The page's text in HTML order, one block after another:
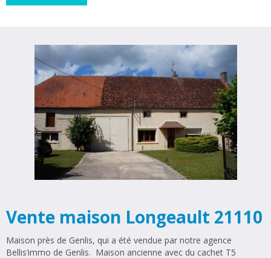
paysagé de 914 m², avec abris de jardin, double portail dont un
motorisé, parking privatif bitumé. Huisseries en double vitrage
PVC, chauffage au sol au gaz de ville, adoucisseur d'eau,
aspiration centralisée et alarme. Accès commerces locaux ,
écoles maternelles et primaire ainsi qu’une gare. Aucun travaux à
prévoir, prestations de haute qualité, toiture en tuiles plates,
finitions intérieure par artisans. DPE: C et GES: D Votre agence est
à votre disposition du lundi au vendredi 14 rue Bernard Laureau
à Genlis. Agence Bellis'immo
Vente maison Longeault 21110
Maison près de Genlis, qui a été vendue par notre agence
Bellis’immo de Genlis. Maison ancienne avec du cachet T5